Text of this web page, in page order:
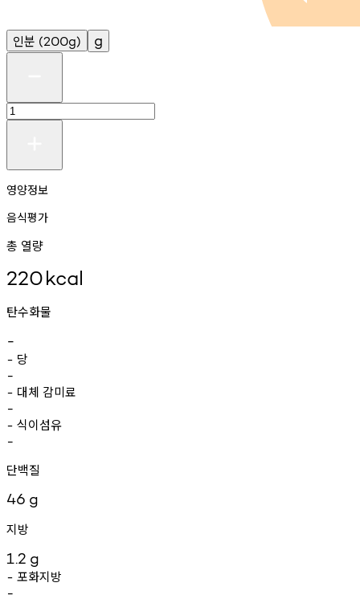
인분 (200g) g
영양정보
음식평가
총 열량
220kcal
탄수화물
-
- 당
-
- 대체 감미료
-
- 식이섬유
-
단백질
46 g
지방
1.2 g
- 포화지방
-